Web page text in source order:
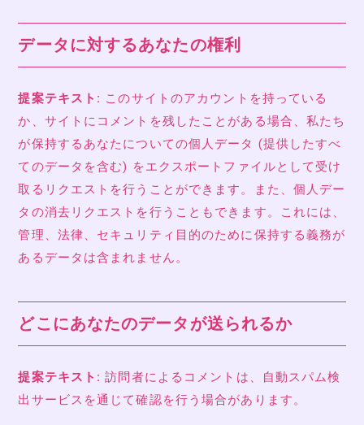
データに対するあなたの権利
提案テキスト: このサイトのアカウントを持っている
か、サイトにコメントを残したことがある場合、私たち
が保持するあなたについての個人データ (提供したすべ
てのデータを含む) をエクスポートファイルとして受け
取るリクエストを行うことができます。また、個人デー
タの消去リクエストを行うこともできます。これには、
管理、法律、セキュリティ目的のために保持する義務が
あるデータは含まれません。
どこにあなたのデータが送られるか
提案テキスト:訪問者によるコメントは、自動スパム検
出サービスを通じて確認を行う場合があります。